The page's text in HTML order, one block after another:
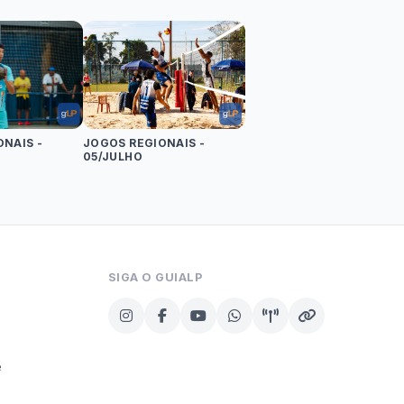
-
JOGOS REGIONAIS -
05/JULHO
SIGA O GUIALP